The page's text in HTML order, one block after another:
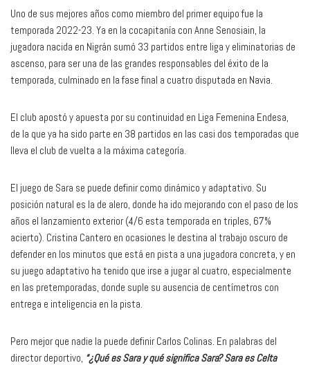
Uno de sus mejores años como miembro del primer equipo fue la
temporada 2022-23. Ya en la cocapitanía con Anne Senosiain, la
jugadora nacida en Nigrán sumó 33 partidos entre liga y eliminatorias de
ascenso, para ser una de las grandes responsables del éxito de la
temporada, culminado en la fase final a cuatro disputada en Navia.
El club apostó y apuesta por su continuidad en Liga Femenina Endesa,
de la que ya ha sido parte en 38 partidos en las casi dos temporadas que
lleva el club de vuelta a la máxima categoría.
El juego de Sara se puede definir como dinámico y adaptativo. Su
posición natural es la de alero, donde ha ido mejorando con el paso de los
años el lanzamiento exterior (4/6 esta temporada en triples, 67%
acierto). Cristina Cantero en ocasiones le destina al trabajo oscuro de
defender en los minutos que está en pista a una jugadora concreta, y en
su juego adaptativo ha tenido que irse a jugar al cuatro, especialmente
en las pretemporadas, donde suple su ausencia de centímetros con
entrega e inteligencia en la pista.
Pero mejor que nadie la puede definir Carlos Colinas. En palabras del
director deportivo, “¿Qué es Sara y qué significa Sara? Sara es Celta